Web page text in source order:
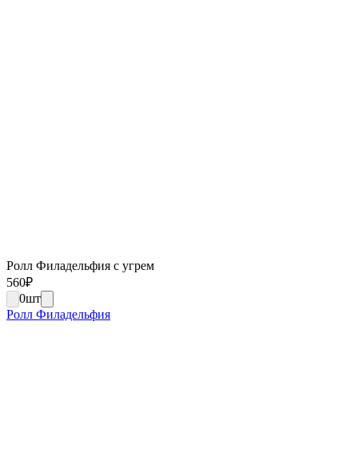
Ролл Филадельфия с угрем
560₽
0шт
Ролл Филадельфия